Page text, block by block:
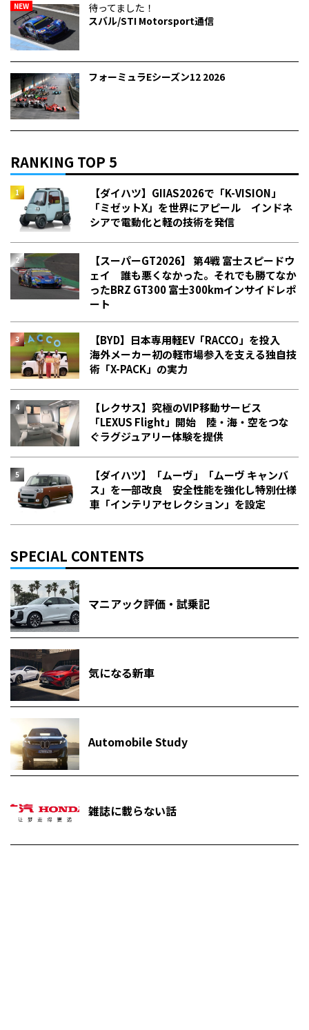
NEW
待ってました！
スバル/STI Motorsport通信
フォーミュラEシーズン12 2026
RANKING TOP 5
【ダイハツ】GIIAS2026で「K-VISION」
「ミゼットX」を世界にアピール インドネ
シアで電動化と軽の技術を発信
【スーパーGT2026】 第4戦 富士スピードウ
ェイ 誰も悪くなかった。それでも勝てなか
った――BRZ GT300 富士300kmインサイドレポ
ート
【BYD】日本専用軽EV「RACCO」を投入
海外メーカー初の軽市場参入を支える独自技
術「X-PACK」の実力
【レクサス】究極のVIP移動サービス
「LEXUS Flight」開始 陸・海・空をつな
ぐラグジュアリー体験を提供
【ダイハツ】「ムーヴ」「ムーヴ キャンバ
ス」を一部改良 安全性能を強化し特別仕様
車「インテリアセレクション」を設定
SPECIAL CONTENTS
マニアック評価・試乗記
気になる新車
Automobile Study
雑誌に載らない話